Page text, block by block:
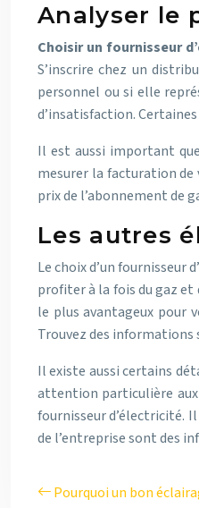
Analyser le
Choisir un fournisseur
S’inscrire chez un
personnel ou si elle
d’insatisfaction.
Il est aussi important
mesurer la facturation
prix de l’abonnement de
Les autres
Le choix d’un
profiter à la fois du gaz et
le plus avantageux pour
Trouvez des informations
Il existe aussi certains
attention particulière aux
fournisseur d’électricité. Il
de l’entreprise sont des
Pourquoi un bon